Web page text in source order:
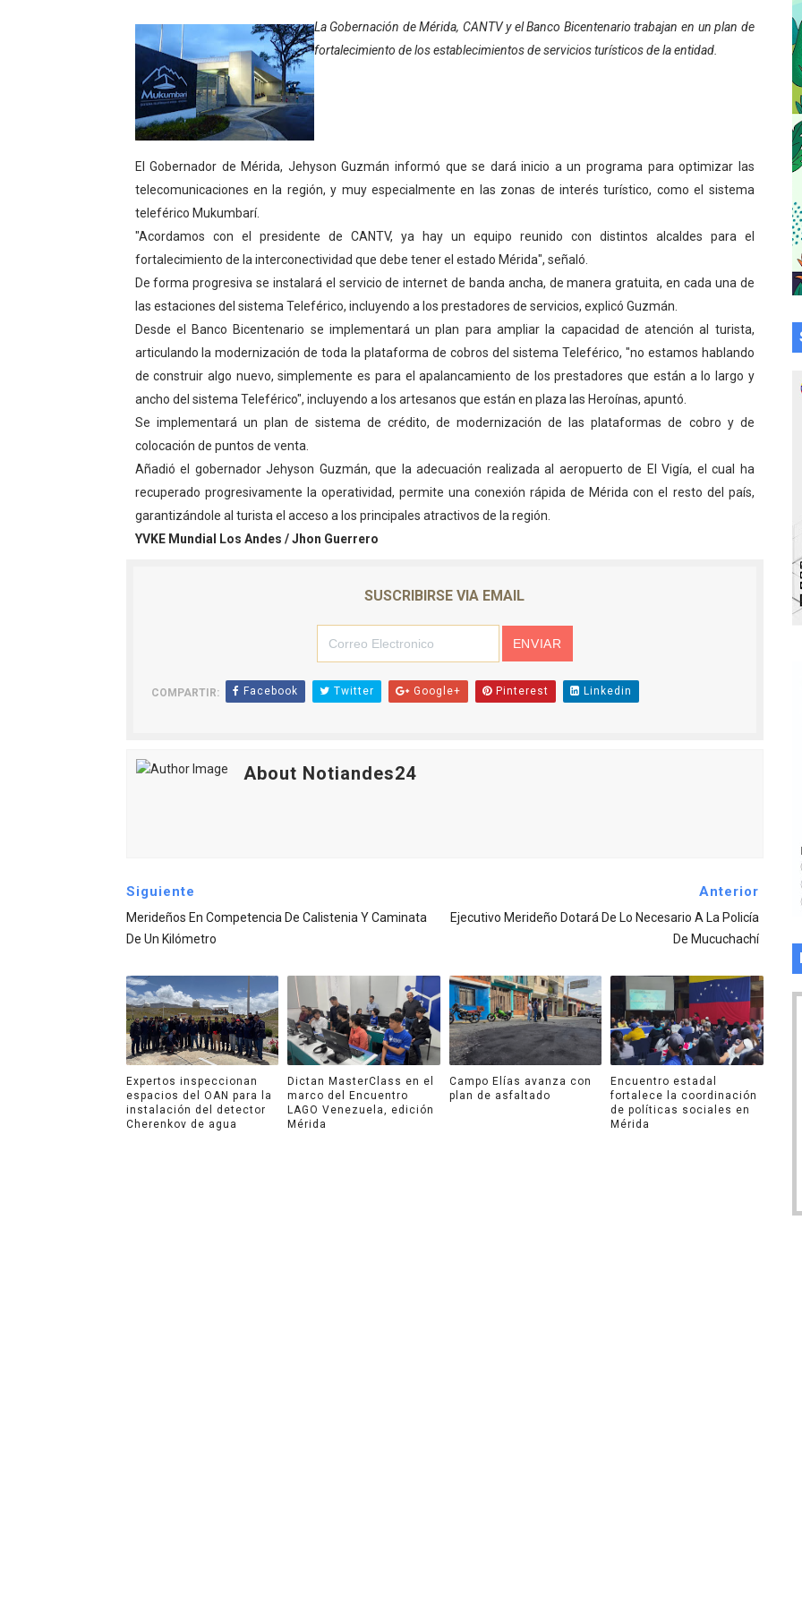
Gobierno bolivariano avanza en la transformación del hospital Sor Juana Inés
Niños merideños aprenden sobre gaita de tambora con Fundecem
Hospital universitario muestra sus avances en visita del Consejo Legislativo
Instituto Nacional de Nutrición celebra Semana Internacional de la Lactancia Materna
Gobernación de Mérida fortalece el desarrollo productivo en Rangel
Corposalud inició talleres para aspirantes al curso de Emergencia Prehospitalaria
Fortalecen formación académica de médicos en proceso de ruralidad
Fortaleciendo la economía comunal en El Vigía con microcréditos a emprendedores y
Campo Elías consolida plan de bacheo en el sector La Montañita
Fundecem inició con éxito el taller vacacional de origami
El Lactario del Iahula celebra la Semana Mundial de la Lactancia Materna
Plan Vacacional "Venezuela Ríe 2026" brinda recreación y cultura a niños del
Iniciación al yoga reúne a diversos clubes deportivos de Zea en una enriquecedora
Mincomunas impulsa el autogobierno en Mérida con plan de actualización y atención
Expertos inspeccionan espacios del OAN para la instalación del detector Cherenkov
La Gobernación de Mérida, CANTV y el Banco Bicentenario trabajan en un plan de
fortalecimiento de los establecimientos de servicios turísticos de la entidad.
El Gobernador de Mérida, Jehyson Guzmán informó que se dará inicio a un programa para optimizar las
telecomunicaciones en la región, y muy especialmente en las zonas de interés turístico, como el sistema
teleférico Mukumbarí.
"Acordamos con el presidente de CANTV, ya hay un equipo reunido con distintos alcaldes para el
fortalecimiento de la interconectividad que debe tener el estado Mérida", señaló.
De forma progresiva se instalará el servicio de internet de banda ancha, de manera gratuita, en cada una de
las estaciones del sistema Teleférico, incluyendo a los prestadores de servicios, explicó Guzmán.
Desde el Banco Bicentenario se implementará un plan para ampliar la capacidad de atención al turista,
articulando la modernización de toda la plataforma de cobros del sistema Teleférico, "no estamos hablando
de construir algo nuevo, simplemente es para el apalancamiento de los prestadores que están a lo largo y
ancho del sistema Teleférico", incluyendo a los artesanos que están en plaza las Heroínas, apuntó.
Se implementará un plan de sistema de crédito, de modernización de las plataformas de cobro y de
colocación de puntos de venta.
Añadió el gobernador Jehyson Guzmán, que la adecuación realizada al aeropuerto de El Vigía, el cual ha
recuperado progresivamente la operatividad, permite una conexión rápida de Mérida con el resto del país,
garantizándole al turista el acceso a los principales atractivos de la región.
YVKE Mundial Los Andes / Jhon Guerrero
SUSCRIBIRSE VIA EMAIL
COMPARTIR: Facebook Twitter Google+ Pinterest Linkedin
About Notiandes24
Siguiente
Merideños En Competencia De Calistenia Y Caminata
De Un Kilómetro
Anterior
Ejecutivo Merideño Dotará De Lo Necesario A La Policía
De Mucuchachí
Expertos inspeccionan
espacios del OAN para la
instalación del detector
Cherenkov de agua
Dictan MasterClass en el
marco del Encuentro
LAGO Venezuela, edición
Mérida
Campo Elías avanza con
plan de asfaltado
Encuentro estadal
fortalece la coordinación
de políticas sociales en
Mérida